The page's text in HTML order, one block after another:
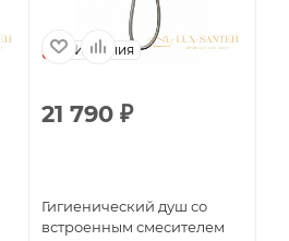
Испания
21 790 ₽
Гигиенический душ со
встроенным смесителем